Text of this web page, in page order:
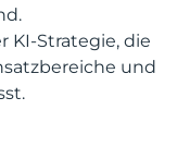
KI-Strategie, die
und